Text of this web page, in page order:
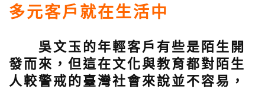
多元客戶就在生活中
吳文玉的年輕客戶有些是陌生開
發而來，但這在文化與教育都對陌生
人較警戒的臺灣社會來說並不容易，